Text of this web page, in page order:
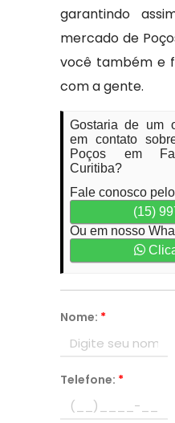
garantindo
mercado de
você também e
com a gente.
Gostaria de um
em contato
Poços em
Curitiba?
Fale conosco
(15)
Ou em nosso
Nome: *
Telefone: *